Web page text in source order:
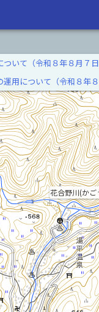
花合野川(かご
いて（令和８年８月７日
用について（令和８年８